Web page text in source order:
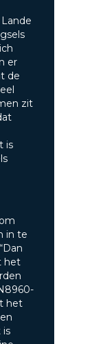
er
de
zit
is
in te
het
het
is